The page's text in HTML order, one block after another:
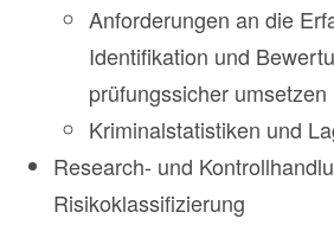
Anforderungen an die
Identifikation und
prüfungssicher umsetzen
Kriminalstatistiken und
Research- und
Risikoklassifizierung